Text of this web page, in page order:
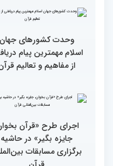
گزارش تصویری اولین
رقابت بخش بانوان
دوره مسابقات بین المللی
قرآن کریم (بخش دوم)
سوم اسفند، نتایج
نهایی جشنواره تلاوت‌های
تقلیدی در بخش غیر
حضوری اعلام می‌شود